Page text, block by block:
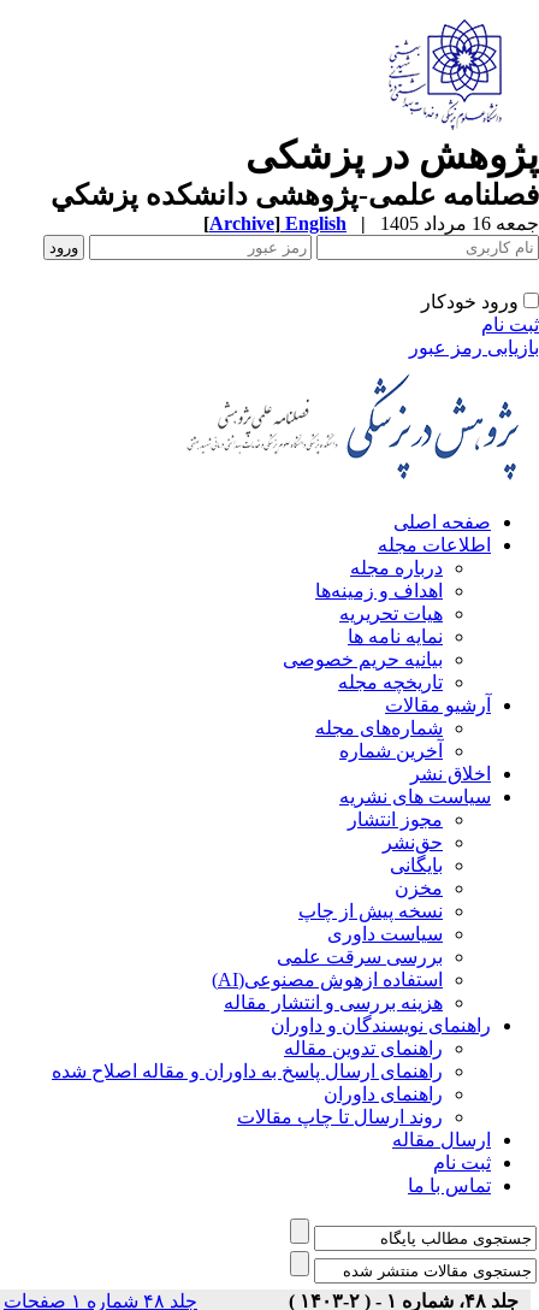
در پزشکی
علمی-پژوهشی دانشکده پزشکي
مرداد 1405 |
English
[Archive]
ورود خودکار
نام
رمز عبور
صفحه اصلی
اطلاعات مجله
درباره مجله
اهداف و زمینه‌ها
هیات تحریریه
نمایه نامه ها
بیانیه حریم خصوصی
تاریخچه مجله
آرشیو مقالات
شماره‌های مجله
آخرین شماره
اخلاق نشر
سیاست های نشریه
مجوز انتشار
حق‌نشر
بایگانی
مخزن
نسخه پیش از چاپ
سیاست داوری
بررسی سرقت علمی
استفاده ازهوش مصنوعی(AI)
هزینه بررسی و انتشار مقاله
راهنمای نویسندگان و داوران
راهنمای تدوین مقاله
راهنمای ارسال پاسخ به داوران و مقاله اصلاح شده
راهنمای داوران
روند ارسال تا چاپ مقالات
ارسال مقاله
ثبت نام
تماس با ما
جلد ۴۸، شماره ۱ - ( ۲-۱۴۰۳ )
جلد ۴۸ شماره ۱ صفحات